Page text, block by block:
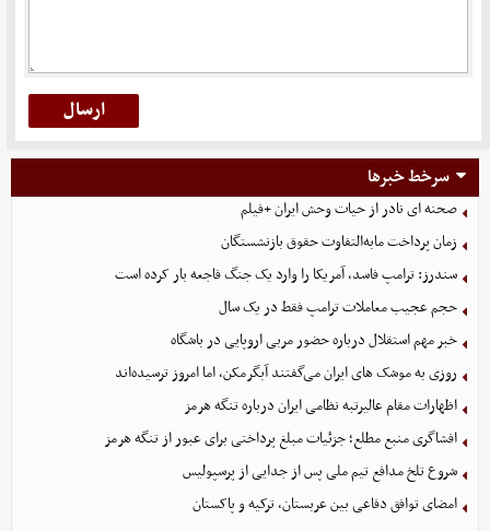
سرخط خبرها
صحنه ای نادر از حیات وحش ایران +فیلم
زمان پرداخت مابه‌التفاوت حقوق بازنشستگان
سندرز: ترامپ فاسد، آمریکا را وارد یک جنگ فاجعه بار کرده است
حجم عجیب معاملات ترامپ فقط در یک سال
خبر مهم استقلال درباره حضور مربی اروپایی در باشگاه
روزی به موشک‌ های ایران می‌گفتند آبگرمکن، اما امروز ترسیده‌اند
اظهارات مقام عالیرتبه نظامی ایران درباره تنگه هرمز
افشاگری منبع مطلع؛ جزئیات مبلغ پرداختی برای عبور از تنگه هرمز
شروع تلخ مدافع تیم ملی پس از جدایی از پرسپولیس
امضای توافق دفاعی بین عربستان، ترکیه و پاکستان